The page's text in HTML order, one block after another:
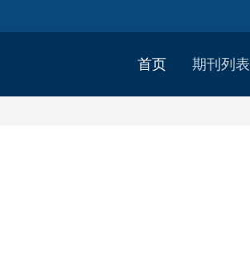
首页 期刊列表